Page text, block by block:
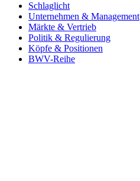
Schlaglicht
Unternehmen & Management
Märkte & Vertrieb
Politik & Regulierung
Köpfe & Positionen
BWV-Reihe